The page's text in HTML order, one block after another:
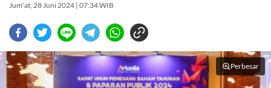
Jum'at, 28 Juni 2024 | 07:34 WIB
Perbesar